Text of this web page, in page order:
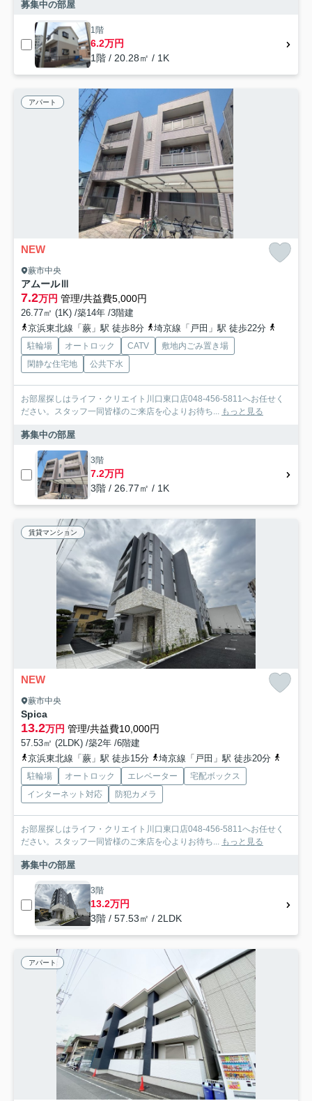
募集中の部屋
1階
6.2万円
1階 / 20.28㎡ / 1K
アパート
NEW
蕨市中央
アムールⅢ
7.2万円 管理/共益費5,000円
26.77㎡ (1K) /築14年 /3階建
京浜東北線「蕨」駅 徒歩8分
埼京線「戸田」駅 徒歩22分
駐輪場 オートロック CATV
敷地内ごみ置き場
閑静な住宅地
公共下水
お部屋探しはライフ・クリエイト川口東口店048-456-5811へお任せく
ださい。スタッフ一同皆様のご来店を心よりお待ち... もっと見る
募集中の部屋
3階
7.2万円
3階 / 26.77㎡ / 1K
賃貸マンション
NEW
蕨市中央
Spica
13.2万円 管理/共益費10,000円
57.53㎡ (2LDK) /築2年 /6階建
京浜東北線「蕨」駅 徒歩15分
埼京線「戸田」駅 徒歩20分
駐輪場 オートロック エレベーター
宅配ボックス
インターネット対応
防犯カメラ
お部屋探しはライフ・クリエイト川口東口店048-456-5811へお任せく
ださい。スタッフ一同皆様のご来店を心よりお待ち... もっと見る
募集中の部屋
3階
13.2万円
3階 / 57.53㎡ / 2LDK
アパート